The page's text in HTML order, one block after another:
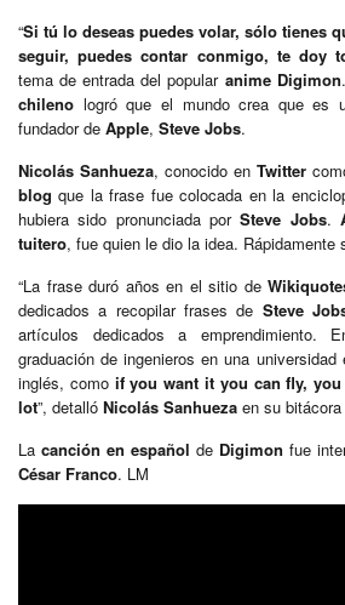
“Si tú lo deseas puedes volar, sólo tienes
seguir, puedes contar conmigo, te doy
tema de entrada del popular anime Digimon
chileno logró que el mundo crea que es
fundador de Apple, Steve Jobs.
Nicolás Sanhueza, conocido en Twitter
blog que la frase fue colocada en la
hubiera sido pronunciada porSteve Jobs.
tuitero, fue quien le dio la idea. Rápidamente
“La frase duró años en el sitio de
dedicados a recopilar frases de Steve
artículos dedicados a emprendimiento.
graduación de ingenieros en una
inglés, como if you want it you can fly,
lot”, detalló Nicolás Sanhueza en su
La canción en español de Digimon fue
César Franco. LM